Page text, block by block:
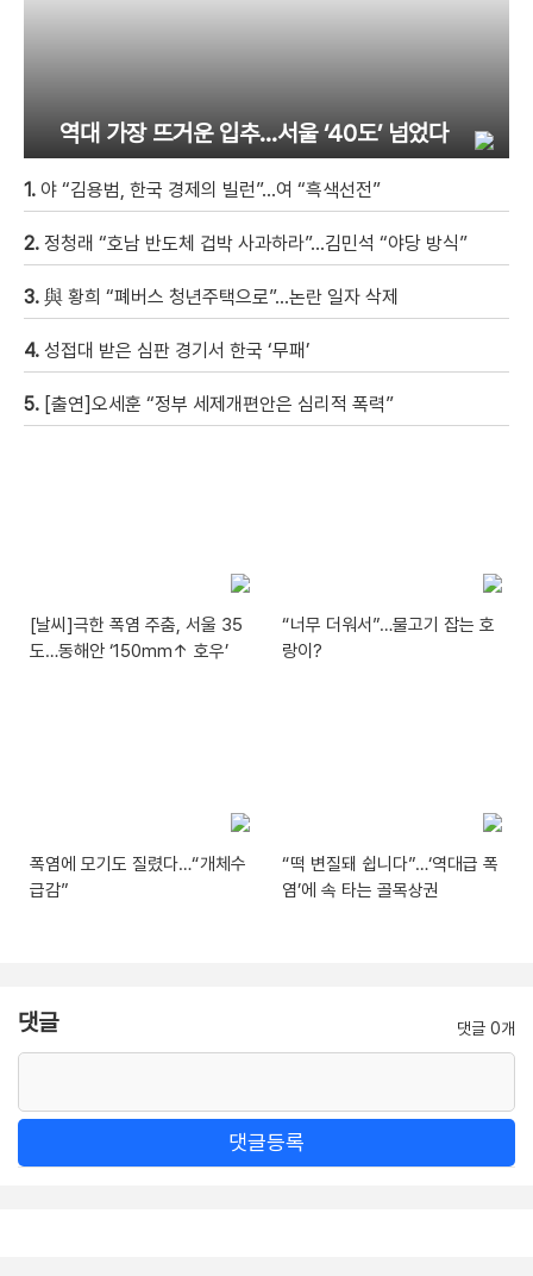
역대 가장 뜨거운 입추…서울 ‘40도’ 넘었다
1. 야 “김용범, 한국 경제의 빌런”…여 “흑색선전”
2. 정청래 “호남 반도체 겁박 사과하라”…김민석 “야당 방식”
3. 與 황희 “폐버스 청년주택으로”…논란 일자 삭제
4. 성접대 받은 심판 경기서 한국 ‘무패’
5. [출연]오세훈 “정부 세제개편안은 심리적 폭력”
[날씨]극한 폭염 주춤, 서울 35
도…동해안 ‘150mm↑ 호우’
“너무 더워서”…물고기 잡는 호
랑이?
폭염에 모기도 질렸다…“개체수
급감”
“떡 변질돼 쉽니다”…‘역대급 폭
염’에 속 타는 골목상권
댓글 댓글 0개
댓글등록